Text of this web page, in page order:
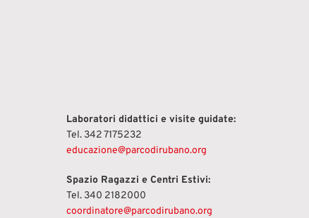
Laboratori didattici e visite guidate:
Tel. 342 7175232
educazione@parcodirubano.org
Spazio Ragazzi e Centri Estivi:
Tel. 340 2182000
coordinatore@parcodirubano.org